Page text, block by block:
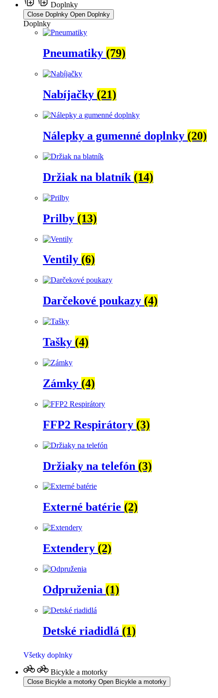
Doplnky
Close Doplnky Open Doplnky
Doplnky
Pneumatiky (79)
Nabíjačky (21)
Nálepky a gumenné doplnky (20)
Držiak na blatník (14)
Prilby (13)
Ventily (6)
Darčekové poukazy (4)
Tašky (4)
Zámky (4)
FFP2 Respirátory (3)
Držiaky na telefón (3)
Externé batérie (2)
Extendery (2)
Odpruženia (1)
Detské riadidlá (1)
Všetky doplnky
Bicykle a motorky
Close Bicykle a motorky Open Bicykle a motorky